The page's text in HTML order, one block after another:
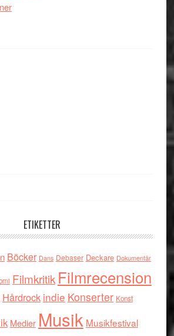
ETIKETTER
Böcker Dans Debaser Deckare Dokumentär
Filmkritik Filmrecension
Hårdrock indie Konserter Konst
Medier Musik Musikfestival